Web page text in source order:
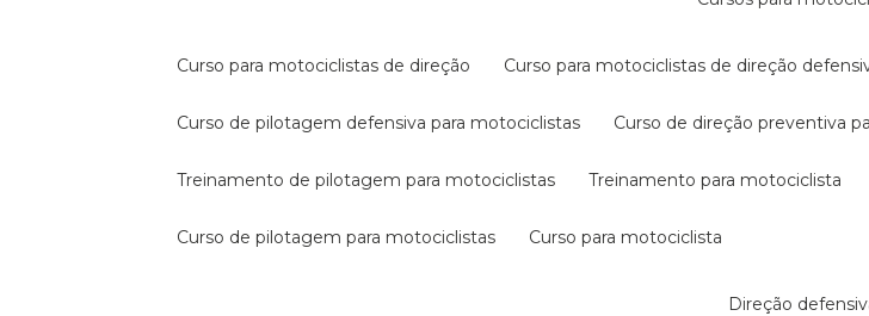
curso para motociclistas de direção curso para motociclistas de direção
curso de pilotagem defensiva para motociclistas curso de direção preventiva
treinamento de pilotagem para motociclistas treinamento para motociclista
curso de pilotagem para motociclistas curso para motociclista
direção